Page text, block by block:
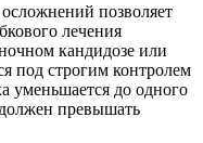
позволяет
лечения
кандидозе или
под строгим контролем
уменьшается до одного
превышать